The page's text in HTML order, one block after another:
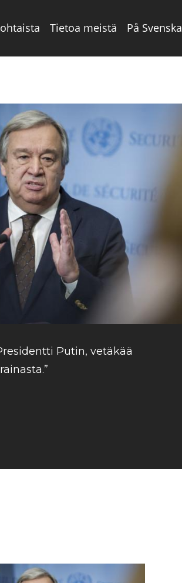
Tietoa meistä På Svenska
Putin, vetäkää